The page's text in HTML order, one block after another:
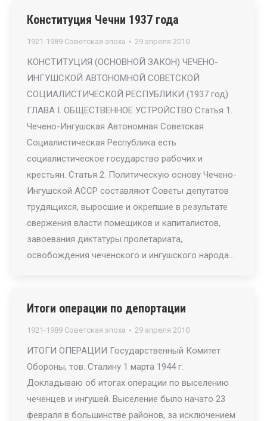
Конституция Чечни 1937 года
1921-1989 Советская эпоха 29 апреля 2010
КОНСТИТУЦИЯ (ОСНОВНОЙ ЗАКОН) ЧЕЧЕНО-
ИНГУШСКОЙ АВТОНОМНОЙ СОВЕТСКОЙ
СОЦИАЛИСТИЧЕСКОЙ РЕСПУБЛИКИ (1937 год)
ГЛАВА I. ОБЩЕСТВЕННОЕ УСТРОЙСТВО Статья 1.
Чечено-Ингушская Автономная Советская
Социалистическая Республика есть
социалистическое государство рабочих и
крестьян. Статья 2. Политическую основу Чечено-
Ингушской АССР составляют Советы депутатов
трудящихся, выросшие и окрепшие в результате
свержения власти помещиков и капиталистов,
завоевания диктатуры пролетариата,
освобождения чеченского и ингушского народа…
Итоги операции по депортации
1921-1989 Советская эпоха 29 апреля 2010
ИТОГИ ОПЕРАЦИИ Государственный Комитет
Обороны, тов. Сталину 1 марта 1944 г.
Докладываю об итогах операции по выселению
чеченцев и ингушей. Выселение было начато 23
февраля в большинстве районов, за исключением